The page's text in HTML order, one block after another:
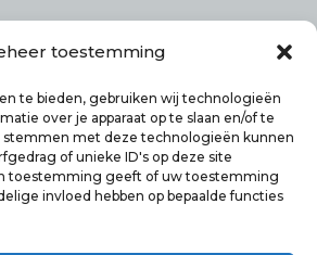
toestemming
te bieden, gebruiken wij technologieën
over je apparaat op te slaan en/of te
stemmen met deze technologieën kunnen
of unieke ID's op deze site
toestemming geeft of uw toestemming
invloed hebben op bepaalde functies